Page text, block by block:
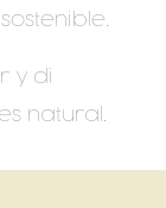
y di
natural.